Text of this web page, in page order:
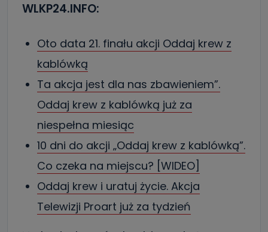
WLKP24.INFO:
Oto data 21. finału akcji Oddaj krew z
kablówką
Ta akcja jest dla nas zbawieniem”.
Oddaj krew z kablówką już za
niespełna miesiąc
10 dni do akcji „Oddaj krew z kablówką”.
Co czeka na miejscu? [WIDEO]
Oddaj krew i uratuj życie. Akcja
Telewizji Proart już za tydzień